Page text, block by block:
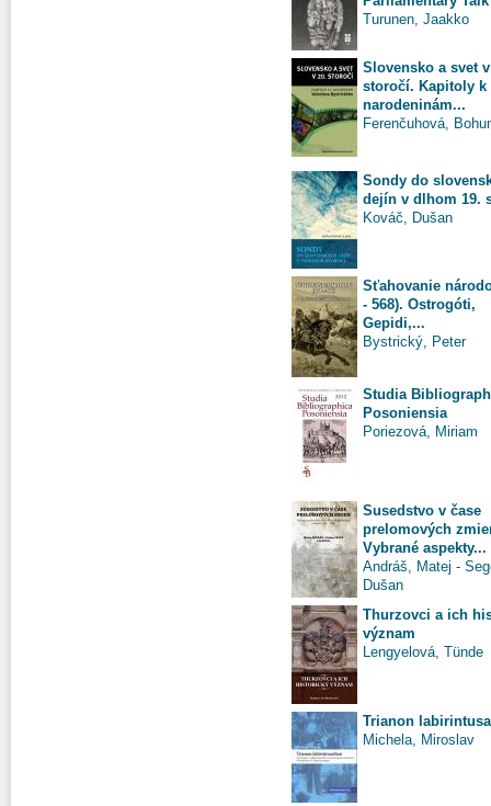
Turunen, Jaakko
Slovensko a svet
storočí. Kapitoly k
narodeninám...
Ferenčuhová,
Sondy do
dejín v dlhom 19.
Kováč, Dušan
Sťahovanie
- 568). Ostrogóti,
Gepidi,...
Bystrický, Peter
Studia
Posoniensia
Poriezová, Miriam
Susedstvo v čase
prelomových
Vybrané aspekty...
Andráš, Matej -
Dušan
Thurzovci a ich
význam
Lengyelová, Tünde
Trianon
Michela, Miroslav